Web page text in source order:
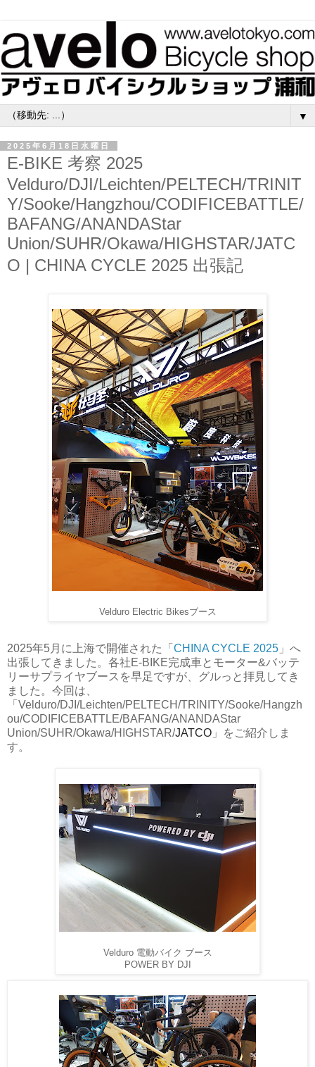
▼
2025年6月18日水曜日
E-BIKE 考察 2025
Velduro/DJI/Leichten/PELTECH/TRINIT
Y/Sooke/Hangzhou/CODIFICEBATTLE/
BAFANG/ANANDAStar
Union/SUHR/Okawa/HIGHSTAR/JATC
O | CHINA CYCLE 2025 出張記
Velduro Electric Bikesブース
2025年5月に上海で開催された「 CHINA CYCLE 2025 」へ
出張してきました。各社E-BIKE完成車とモーター&バッテ
リーサプライヤブースを早足ですが、グルっと拝見してき
ました。今回は、
「Velduro/DJI/Leichten/PELTECH/TRINITY/Sooke/Hangzh
ou/CODIFICEBATTLE/BAFANG/ANANDAStar
Union/SUHR/Okawa/HIGHSTAR/JATCO 」をご紹介しま
す。
Velduro 電動バイク ブース
POWER BY DJI